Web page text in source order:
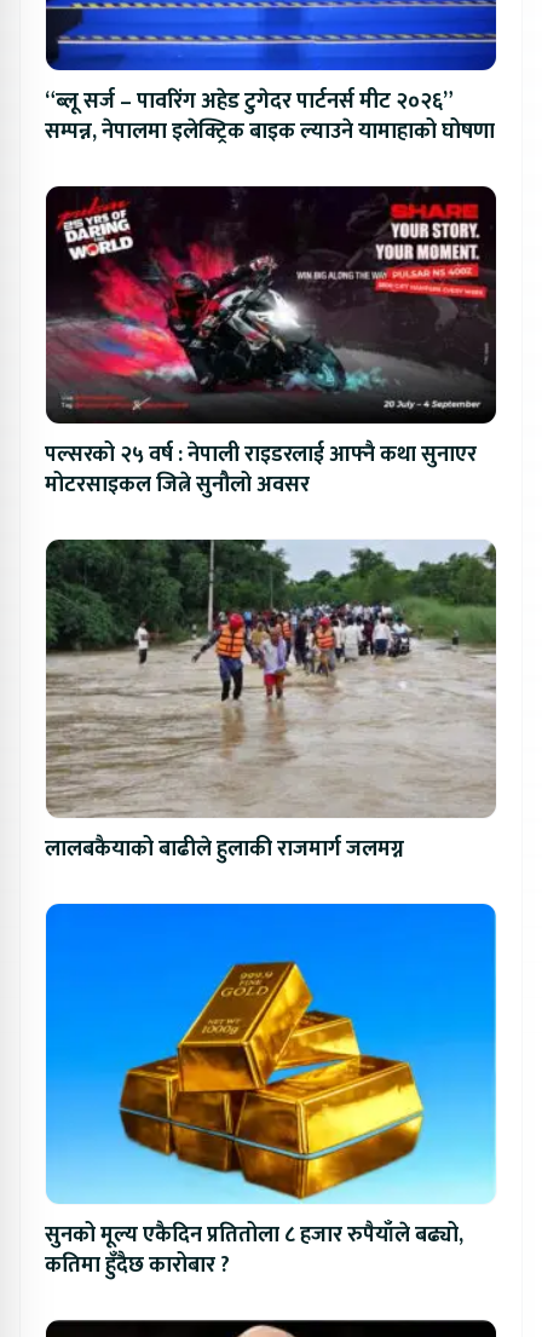
“ब्लू सर्ज – पावरिंग अहेड टुगेदर पार्टनर्स मीट २०२६”
सम्पन्न, नेपालमा इलेक्ट्रिक बाइक ल्याउने यामाहाको घोषणा
पल्सरको २५ वर्ष : नेपाली राइडरलाई आफ्नै कथा सुनाएर
मोटरसाइकल जित्ने सुनौलो अवसर
लालबकैयाको बाढीले हुलाकी राजमार्ग जलमग्न
सुनको मूल्य एकैदिन प्रतितोला ८ हजार रुपैयाँले बढ्यो,
कतिमा हुँदैछ कारोबार ?